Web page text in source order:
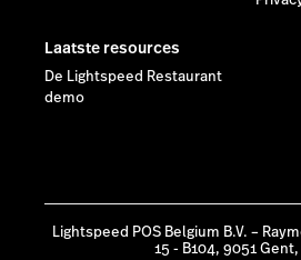
Laatste resources
De Lightspeed Restaurant
demo
Lightspeed POS Belgium B.V. –
15 - B104, 9051